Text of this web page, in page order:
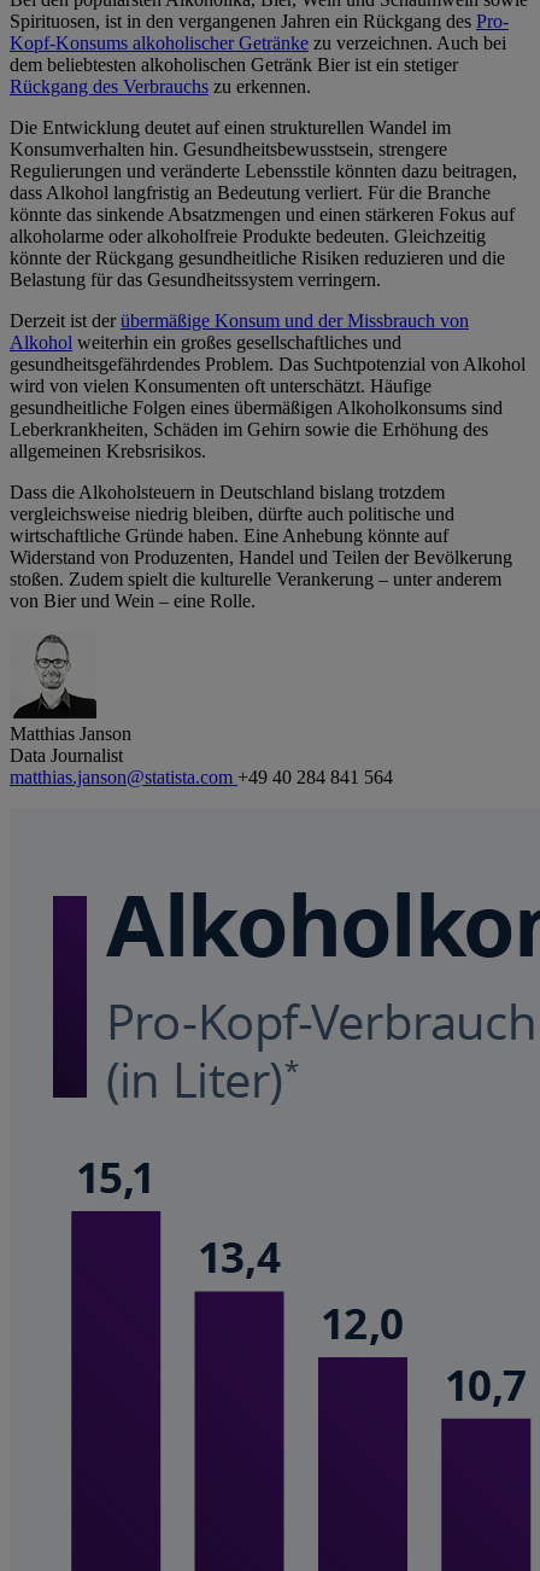
Spirituosen, ist in den vergangenen Jahren ein Rückgang des Pro-
Kopf-Konsums alkoholischer Getränke zu verzeichnen. Auch bei
dem beliebtesten alkoholischen Getränk Bier ist ein stetiger
Rückgang des Verbrauchs zu erkennen.
Die Entwicklung deutet auf einen strukturellen Wandel im
Konsumverhalten hin. Gesundheitsbewusstsein, strengere
Regulierungen und veränderte Lebensstile könnten dazu beitragen,
dass Alkohol langfristig an Bedeutung verliert. Für die Branche
könnte das sinkende Absatzmengen und einen stärkeren Fokus auf
alkoholarme oder alkoholfreie Produkte bedeuten. Gleichzeitig
könnte der Rückgang gesundheitliche Risiken reduzieren und die
Belastung für das Gesundheitssystem verringern.
Derzeit ist derübermäßige Konsum und der Missbrauch von
Alkohol weiterhin ein großes gesellschaftliches und
gesundheitsgefährdendes Problem. Das Suchtpotenzial von Alkohol
wird von vielen Konsumenten oft unterschätzt. Häufige
gesundheitliche Folgen eines übermäßigen Alkoholkonsums sind
Leberkrankheiten, Schäden im Gehirn sowie die Erhöhung des
allgemeinen Krebsrisikos.
Dass die Alkoholsteuern in Deutschland bislang trotzdem
vergleichsweise niedrig bleiben, dürfte auch politische und
wirtschaftliche Gründe haben. Eine Anhebung könnte auf
Widerstand von Produzenten, Handel und Teilen der Bevölkerung
stoßen. Zudem spielt die kulturelle Verankerung – unter anderem
von Bier und Wein – eine Rolle.
Matthias Janson
Data Journalist
matthias.janson@statista.com +49 40 284 841 564